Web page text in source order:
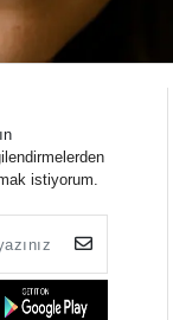
istiyorum.